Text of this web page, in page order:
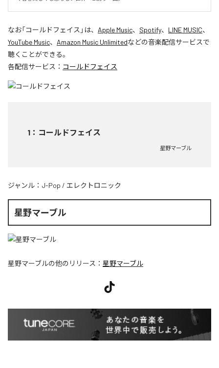
なお「コールドフェイス 」は、 Apple Music、 Spotify、 LINE MUSIC、
YouTube Music、 Amazon Music Unlimitedなどの音楽配信サービスで
聴くことができる。
各配信サービス： コールドフェイス
1 ： コールドフェイス
星野マーブル
ジャンル： J-Pop / エレクトロニック
星野マーブル
星野マーブルの他のリリース： 星野マーブル